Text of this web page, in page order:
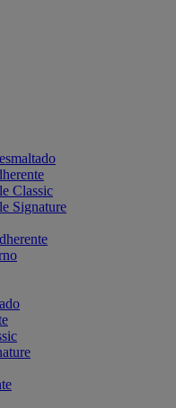
Classic
Signature